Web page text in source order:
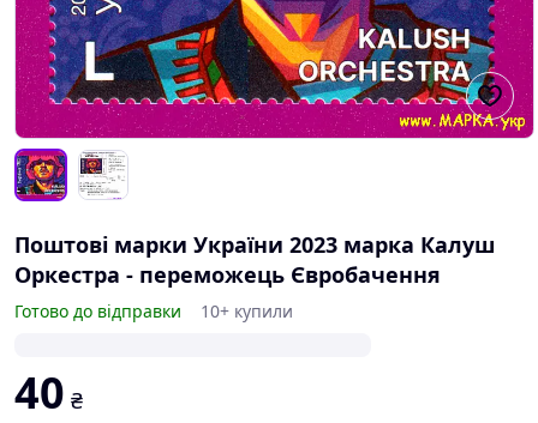
Поштові марки України 2023 марка Калуш
Оркестра - переможець Євробачення
Готово до відправки 10+ купили
40 ₴